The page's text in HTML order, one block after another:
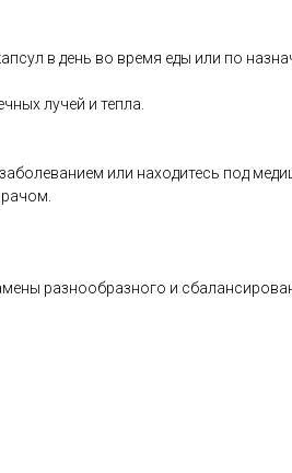
в день во время еды или по
лучей и тепла.
или находитесь под
разнообразного и